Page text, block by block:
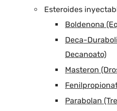
Esteroides
Boldenona
Deca-
Decanoato)
Masteron
Parabolan